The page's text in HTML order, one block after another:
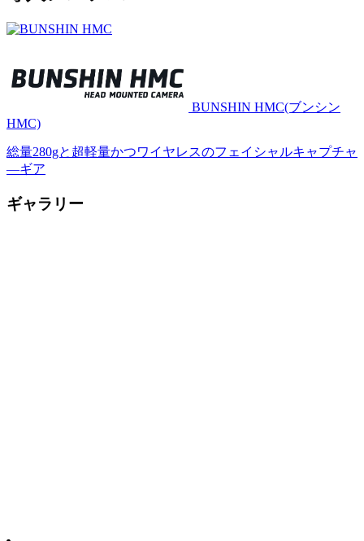
BUNSHIN HMC(ブンシン
HMC)
総量280gと超軽量かつワイヤレスのフェイシャルキャプチャ
―ギア
ギャラリー